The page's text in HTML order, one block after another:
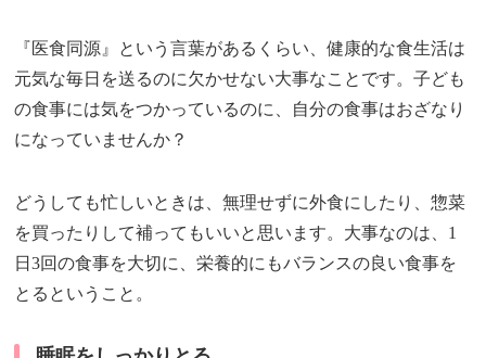
『医食同源』という言葉があるくらい、健康的な食生活は
元気な毎日を送るのに欠かせない大事なことです。子ども
の食事には気をつかっているのに、自分の食事はおざなり
になっていませんか？
どうしても忙しいときは、無理せずに外食にしたり、惣菜
を買ったりして補ってもいいと思います。大事なのは、1
日3回の食事を大切に、栄養的にもバランスの良い食事を
とるということ。